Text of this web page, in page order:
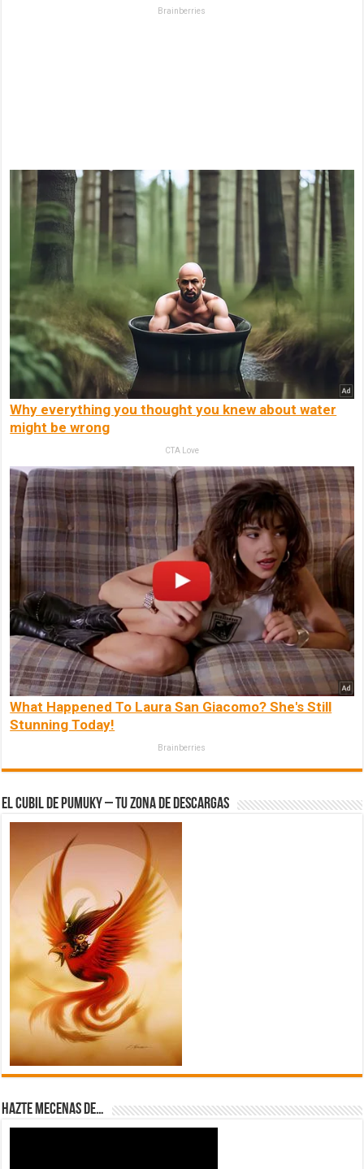
Brainberries
Why everything you thought you knew about water
might be wrong
CTA Love
What Happened To Laura San Giacomo? She's Still
Stunning Today!
Brainberries
El Cubil de Pumuky – Tu zona de Descargas
Hazte Mecenas de…